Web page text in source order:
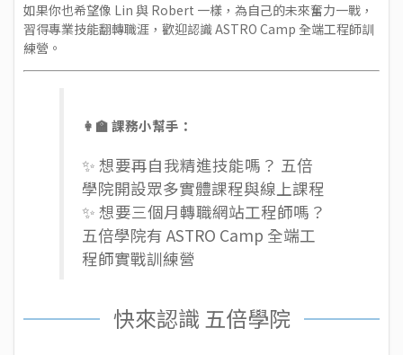
如果你也希望像 Lin 與 Robert 一樣，為自己的未來奮力一戰，
習得專業技能翻轉職涯，歡迎認識ASTRO Camp 全端工程師訓
練營 。
👩‍🏫 課務小幫手：
✨ 想要再自我精進技能嗎？ 五倍
學院開設眾多實體課程與線上課程
✨ 想要三個月轉職網站工程師嗎？
五倍學院有 ASTRO Camp 全端工
程師實戰訓練營
快來認識 五倍學院